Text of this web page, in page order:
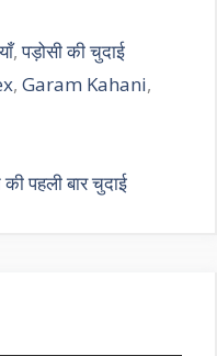
,पड़ोसी की चुदाई
,Garam Kahani,
पहली बार चुदाई